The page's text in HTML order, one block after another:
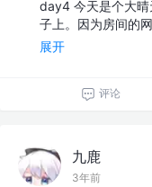
day4 今天是个大晴
子上。因为房间的
展开
评论
九鹿
3年前